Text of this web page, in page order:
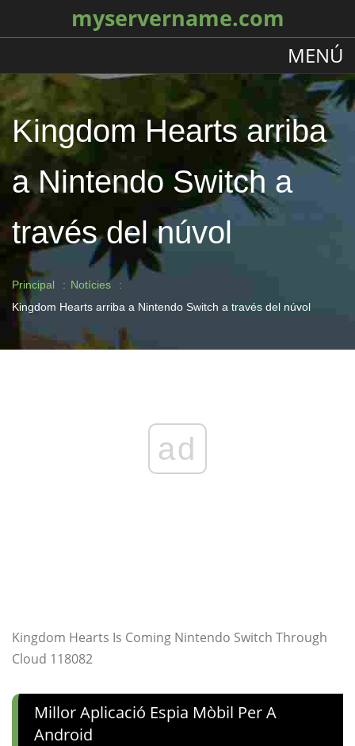
myservername.com
MENÚ
Kingdom Hearts arriba
a Nintendo Switch a
través del núvol
Principal
Notícies
Kingdom Hearts arriba a Nintendo Switch a través del núvol
ad
Kingdom Hearts Is Coming Nintendo Switch Through
Cloud 118082
Millor Aplicació Espia Mòbil Per A
Android